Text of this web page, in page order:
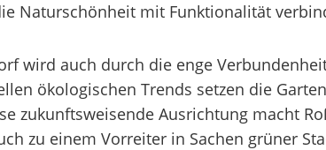
Naturschönheit mit Funktionalität
wird auch durch die enge
ökologischen Trends setzen die
zukunftsweisende Ausrichtung macht
zu einem Vorreiter in Sachen grüner